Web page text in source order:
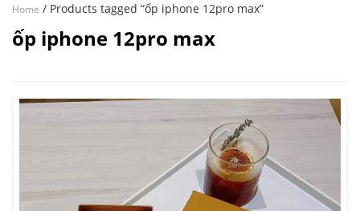
Home / Products tagged “ốp iphone 12pro max”
ốp iphone 12pro max